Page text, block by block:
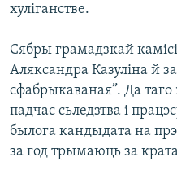
хуліганстве.
Сябры грамадзкай
Аляксандра Казуліна й
сфабрыкаваная”. Да
падчас сьледзтва і
былога кандыдата на
за год трымаюць за